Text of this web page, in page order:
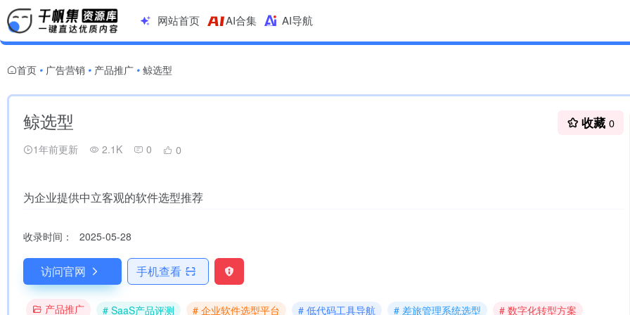
网站首页 AI合集 AI导航
首页 • 广告营销 • 产品推广 • 鲸选型
鲸选型
1年前更新 2.1K 0 0
收藏 0
为企业提供中立客观的软件选型推荐
收录时间： 2025-05-28
访问官网 手机查看
产品推广 # SaaS产品评测 # 企业软件选型平台 # 低代码工具导航 # 差旅管理系统选型 # 数字化转型方案